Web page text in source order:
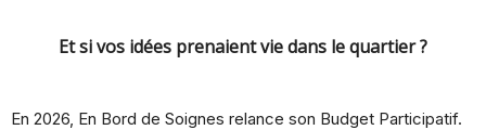
Et si vos idées prenaient vie dans le quartier ?
En 2026, En Bord de Soignes relance son Budget Participatif.